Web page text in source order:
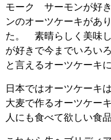
モーク サーモンが好
ンのオーツケーキがあ
た。 素晴らしく美味
が好きで今までいろい
と言えるオーツケーキ
日本ではオーツケーキ
大麦で作るオーツケー
人にも食べて欲しい食品